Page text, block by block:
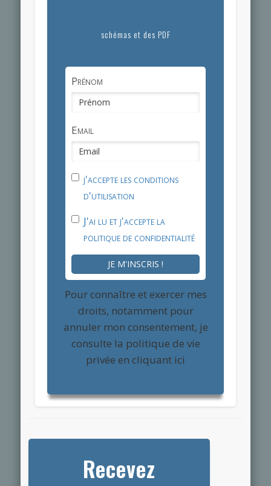
schémas et des PDF
Prénom
Email
j'accepte les conditions
d'utilisation
J'ai lu et j'accepte la
politique de confidentialité
JE M'INSCRIS !
Pour connaître et exercer mes
droits, notamment pour
annuler mon consentement, je
consulte la politique de vie
privée en cliquant ici
Recevez